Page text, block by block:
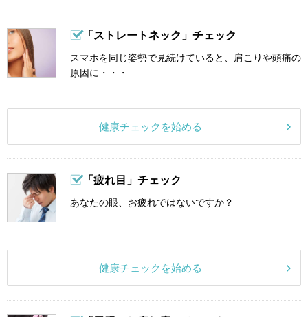
「ストレートネック」チェック
スマホを同じ姿勢で見続けていると、肩こりや頭痛の
原因に・・・
健康チェックを始める
「疲れ目」チェック
あなたの眼、お疲れではないですか？
健康チェックを始める